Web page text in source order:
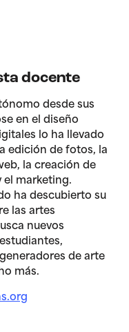
docente
desde sus
en el diseño
lo ha llevado
edición de fotos, la
la creación de
el marketing.
ha descubierto su
las artes
nuevos
de arte
más.